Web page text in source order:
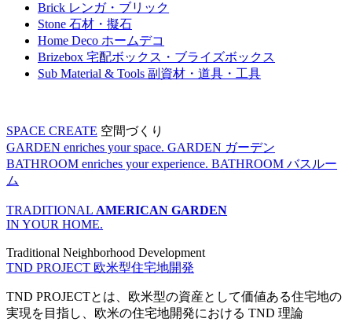
Brick レンガ・ブリック
Stone 石材・擬石
Home Deco ホームデコ
Brizebox 宅配ボックス・ブライズボックス
Sub Material & Tools 副資材・道具・工具
SPACE CREATE 空間づくり
GARDEN enriches your space. GARDEN ガーデン
BATHROOM enriches your experience. BATHROOM バスルー
ム
TRADITIONAL AMERICAN GARDEN
IN YOUR HOME.
Traditional Neighborhood Development
TND PROJECT 欧米型住宅地開発
TND PROJECTとは、欧米型の資産として価値ある住宅地の
実現を目指し、欧米の住宅地開発における TND 理論